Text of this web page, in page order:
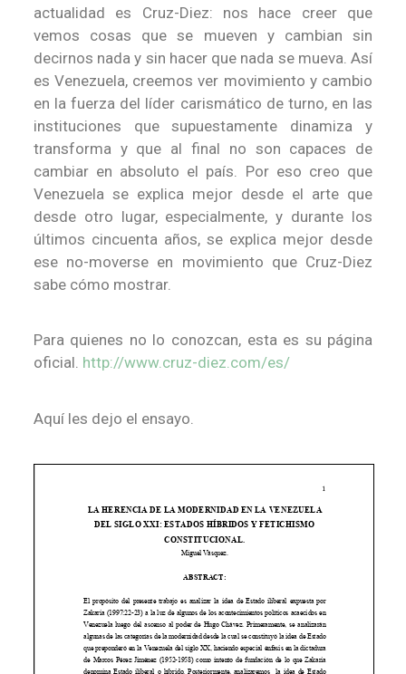
actualidad es Cruz-Diez: nos hace creer que
vemos cosas que se mueven y cambian sin
decirnos nada y sin hacer que nada se mueva. Así
es Venezuela, creemos ver movimiento y cambio
en la fuerza del líder carismático de turno, en las
instituciones que supuestamente dinamiza y
transforma y que al final no son capaces de
cambiar en absoluto el país. Por eso creo que
Venezuela se explica mejor desde el arte que
desde otro lugar, especialmente, y durante los
últimos cincuenta años, se explica mejor desde
ese no-moverse en movimiento que Cruz-Diez
sabe cómo mostrar.
Para quienes no lo conozcan, esta es su página
oficial. http://www.cruz-diez.com/es/
Aquí les dejo el ensayo.